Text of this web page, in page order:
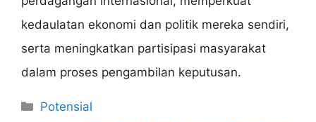
kedaulatan ekonomi dan politik mereka sendiri,
serta meningkatkan partisipasi masyarakat
dalam proses pengambilan keputusan.
Categories
Potensial